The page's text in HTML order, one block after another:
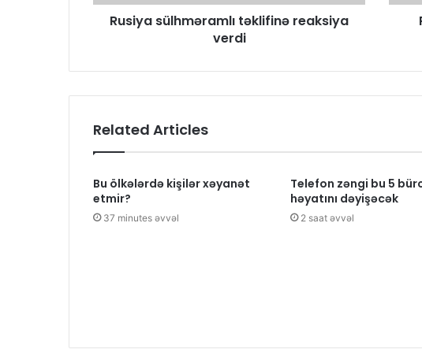
Rusiya sülhməramlı təklifinə reaksiya
verdi
Related Articles
Bu ölkələrdə kişilər xəyanət
etmir?
37 minutes əvvəl
Telefon zəngi bu 5
həyatını dəyişəcək
2 saat əvvəl